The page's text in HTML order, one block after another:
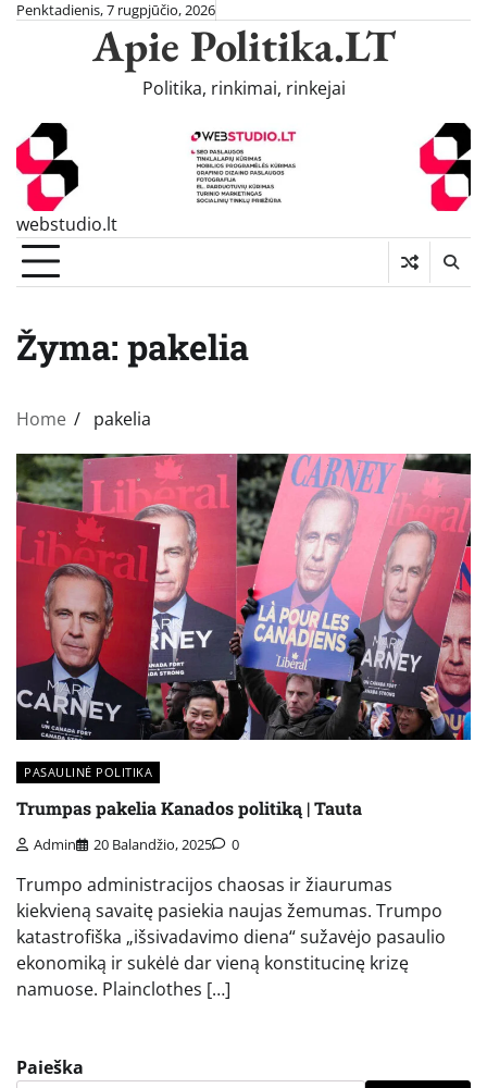
SkipPenktadienis, 7 rugpjūčio, 2026
Apie Politika.LT
Politika, rinkimai, rinkejai
webstudio.lt
Žyma: pakelia
Home pakelia
PASAULINĖ POLITIKA
Trumpas pakelia Kanados politiką | Tauta
Admin 20 Balandžio, 2025 0
Trumpo administracijos chaosas ir žiaurumas
kiekvieną savaitę pasiekia naujas žemumas. Trumpo
katastrofiška „išsivadavimo diena“ sužavėjo pasaulio
ekonomiką ir sukėlė dar vieną konstitucinę krizę
namuose. Plainclothes […]
Paieška